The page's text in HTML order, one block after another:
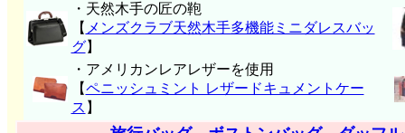
・天然木手の匠の鞄
【 メンズクラブ天然木手多機能ミニダレスバッ
グ】
・アメリカンレアレザーを使用
【ペニッシュミント レザードキュメントケー
ス 】